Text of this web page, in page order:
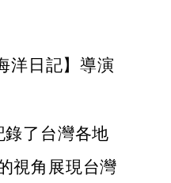
洋日記】導演
了台灣各地
視角展現台灣